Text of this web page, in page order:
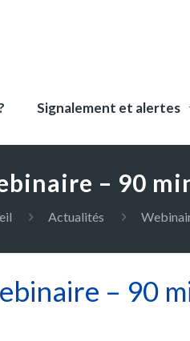
Signalement et alertes
– 90
Actualités
– 90